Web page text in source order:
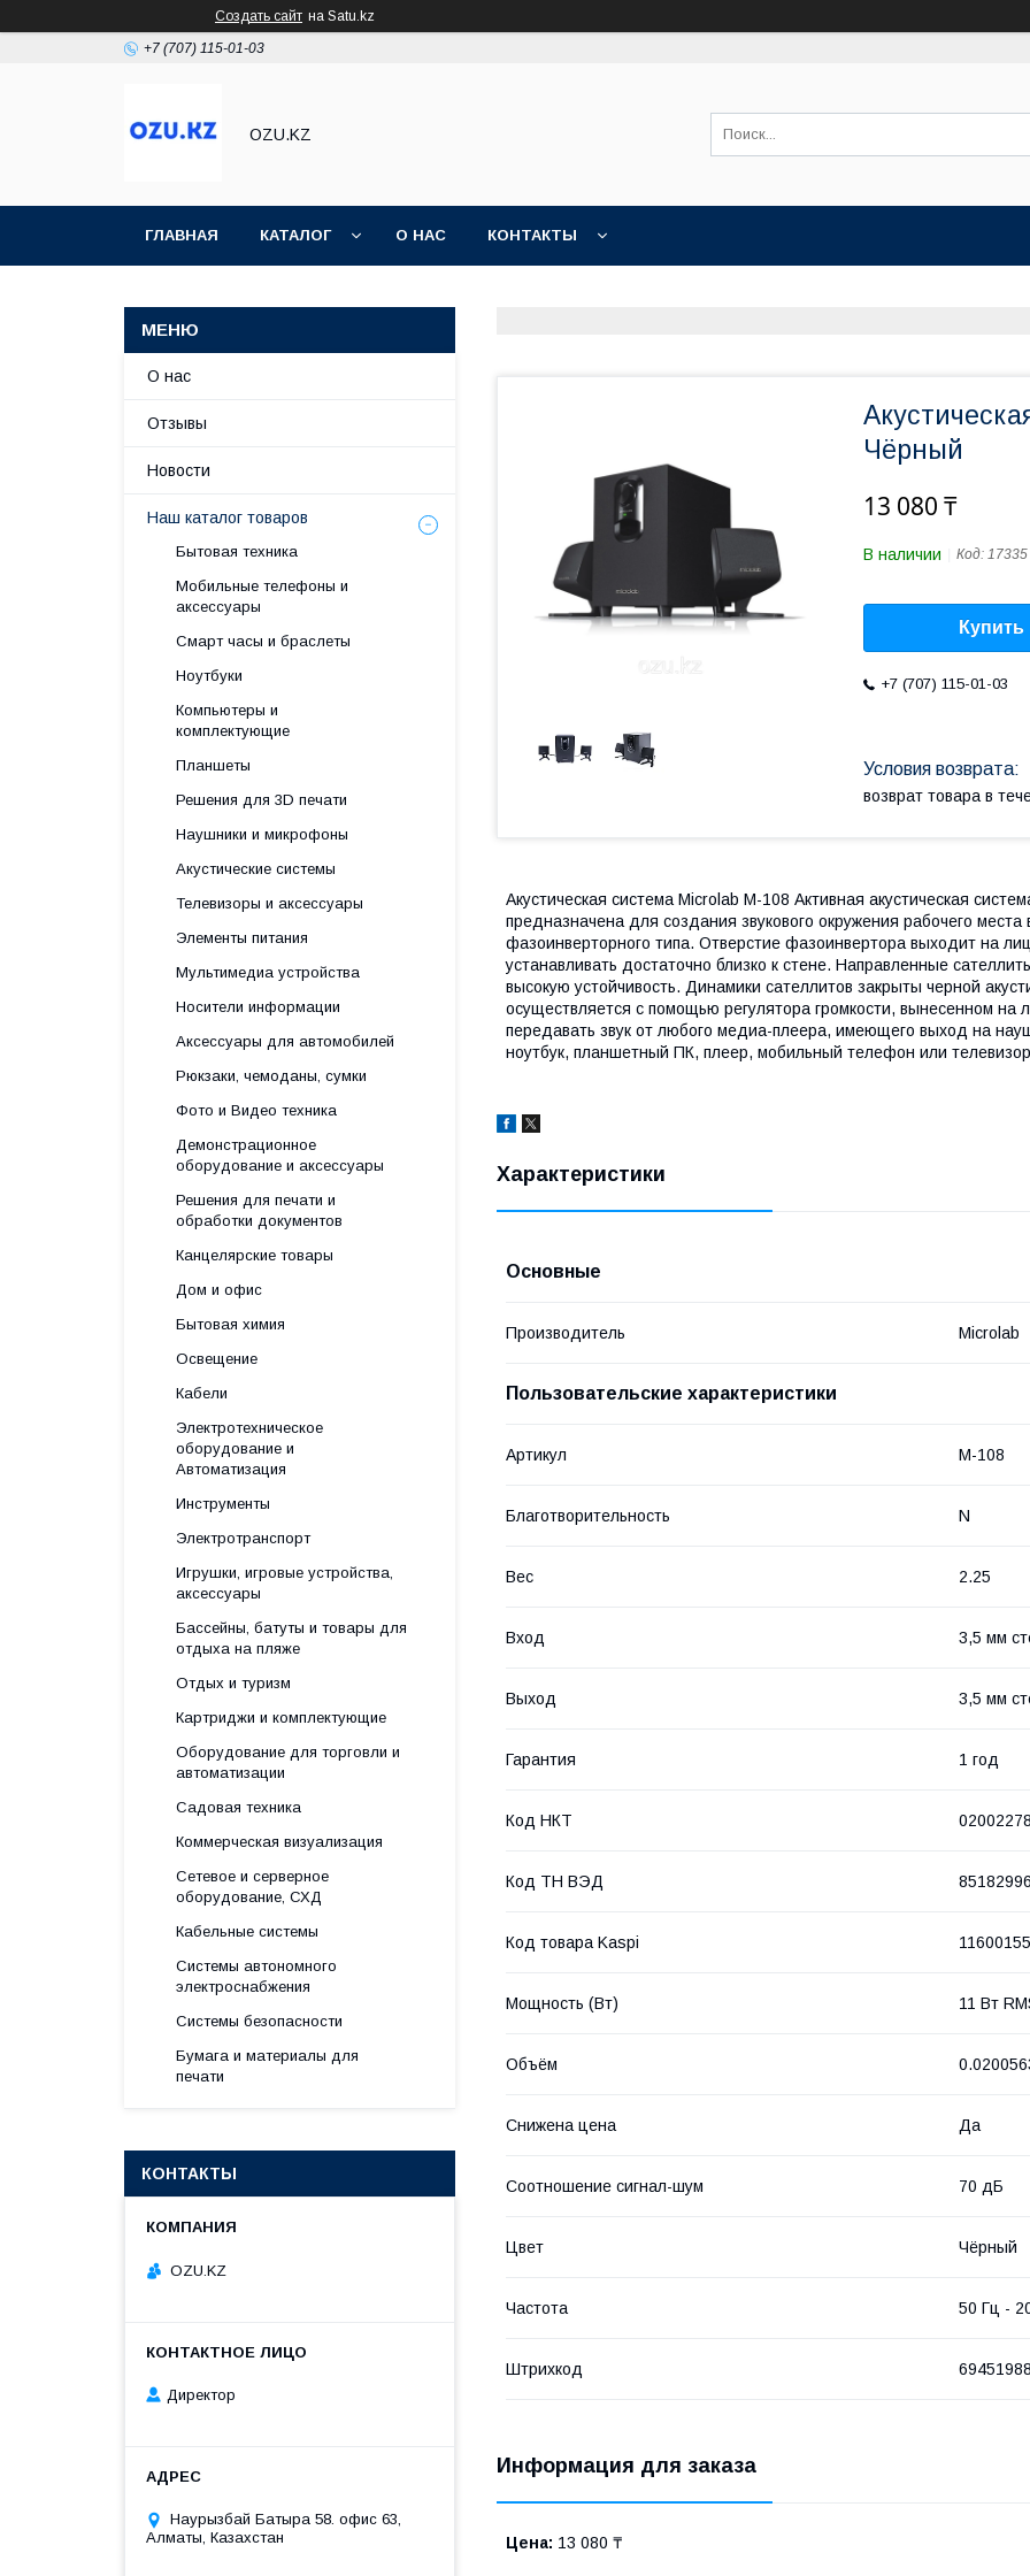
Создать сайт на Satu.kz
+7 (707) 115-01-03
OZU.KZ
ГЛАВНАЯ КАТАЛОГ О НАС КОНТАКТЫ
Чёрный
13 080 ₸
В наличии Код: 17335
Купить
+7 (707) 115-01-03
возврат товара в
Акустическая система Microlab M-108 Активная акустическая
предназначена для создания звукового окружения рабочего
фазоинверторного типа. Отверстие фазоинвертора выходит на
устанавливать достаточно близко к стене. Направленные
высокую устойчивость. Динамики сателлитов закрыты черной
осуществляется с помощью регулятора громкости, вынесенном
передавать звук от любого медиа-плеера, имеющего выход на
ноутбук, планшетный ПК, плеер, мобильный телефон или
Характеристики
Основные
Производитель Microlab
Пользовательские характеристики
Артикул M-108
Благотворительность N
Вес 2.25
Вход 3,5 мм
Выход 3,5 мм
Гарантия 1 год
Код НКТ
Код ТН ВЭД
Код товара Kaspi 11600155
Мощность (Bт) 11 Вт
Объём
Снижена цена Да
Соотношение сигнал-шум 70 дБ
Цвет Чёрный
Частота 50 Гц -
Штрихкод
Информация для заказа
Цена: 13 080 ₸
О нас
Отзывы
Новости
Наш каталог товаров
Бытовая техника
Мобильные телефоны и
аксессуары
Смарт часы и браслеты
Ноутбуки
Компьютеры и
комплектующие
Планшеты
Решения для 3D печати
Наушники и микрофоны
Акустические системы
Телевизоры и аксессуары
Элементы питания
Мультимедиа устройства
Носители информации
Аксессуары для автомобилей
Рюкзаки, чемоданы, сумки
Фото и Видео техника
Демонстрационное
оборудование и аксессуары
Решения для печати и
обработки документов
Канцелярские товары
Дом и офис
Бытовая химия
Освещение
Кабели
Электротехническое
оборудование и
Автоматизация
Инструменты
Электротранспорт
Игрушки, игровые устройства,
аксессуары
Бассейны, батуты и товары для
отдыха на пляже
Отдых и туризм
Картриджи и комплектующие
Оборудование для торговли и
автоматизации
Садовая техника
Коммерческая визуализация
Сетевое и серверное
оборудование, СХД
Кабельные системы
Системы автономного
электроснабжения
Системы безопасности
Бумага и материалы для
печати
КОНТАКТЫ
OZU.KZ
Директор
Наурызбай Батыра 58. офис 63,
Алматы, Казахстан